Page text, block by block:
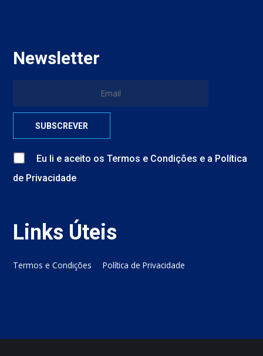
Newsletter
Eu li e aceito osTermos e Condições e a Política
de Privacidade
Links Úteis
Termos e Condições Política de Privacidade